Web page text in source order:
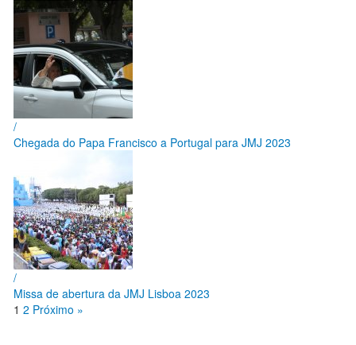
/
Chegada do Papa Francisco a Portugal para JMJ 2023
/
Missa de abertura da JMJ Lisboa 2023
1 2 Próximo »